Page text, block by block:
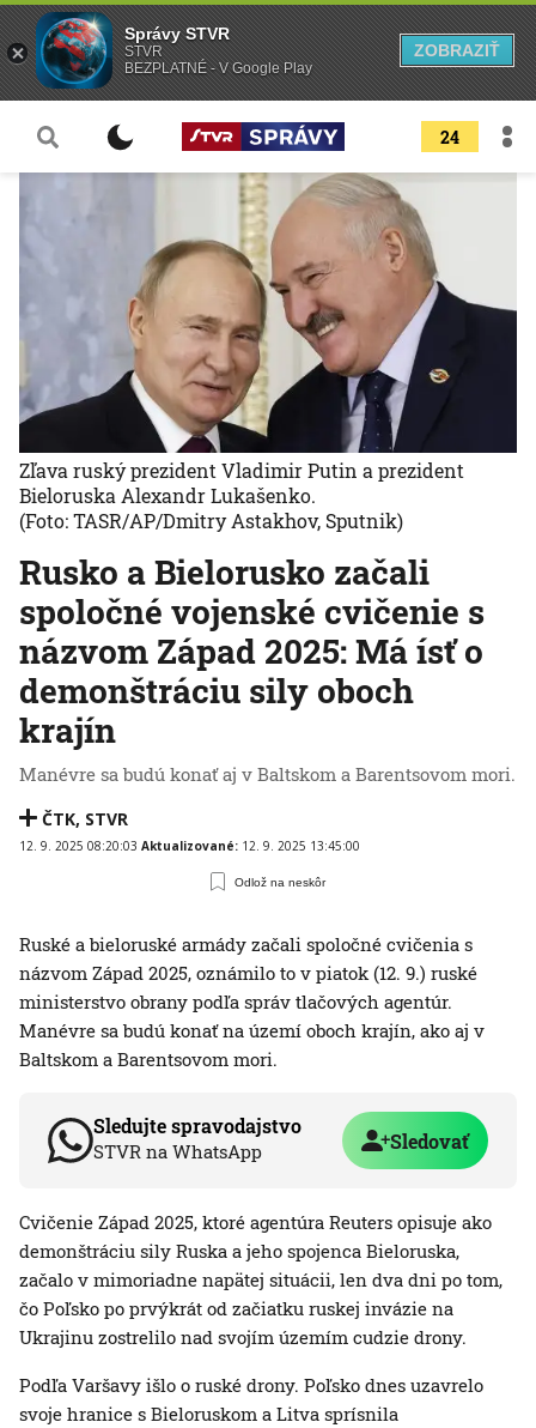
24
Rusko a Bielorusko začali
spoločné vojenské cvičenie s
názvom Západ 2025: Má ísť o
demonštráciu sily oboch
krajín
Manévre sa budú konať aj v Baltskom a Barentsovom mori.
ČTK, STVR
12. 9. 2025 08:20:03 Aktualizované: 12. 9. 2025 13:45:00
Odlož na neskôr
Zľava ruský prezident Vladimir Putin a prezident
Bieloruska Alexandr Lukašenko.
(Foto: TASR/AP/Dmitry Astakhov, Sputnik)
Ruské a bieloruské armády začali spoločné cvičenia s
názvom Západ 2025, oznámilo to v piatok (12. 9.) ruské
ministerstvo obrany podľa správ tlačových agentúr.
Manévre sa budú konať na území oboch krajín, ako aj v
Baltskom a Barentsovom mori.
Sledujte spravodajstvo
STVR na WhatsApp Sledovať
Cvičenie Západ 2025, ktoré agentúra Reuters opisuje ako
demonštráciu sily Ruska a jeho spojenca Bieloruska,
začalo v mimoriadne napätej situácii, len dva dni po tom,
čo Poľsko po prvýkrát od začiatku ruskej invázie na
Ukrajinu zostrelilo nad svojím územím cudzie drony.
Podľa Varšavy išlo o ruské drony. Poľsko dnes uzavrelo
svoje hranice s Bieloruskom a Litva sprísnila
Správy STVR
STVR
BEZPLATNÉ - V Google Play
ZOBRAZIŤ